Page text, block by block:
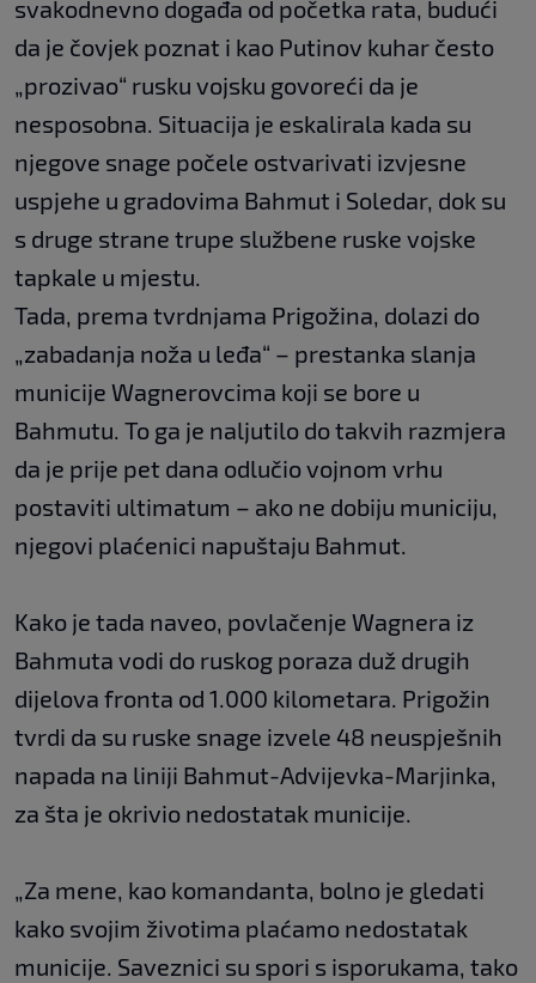
svakodnevno događa od početka rata, budući
da je čovjek poznat i kao Putinov kuhar često
„prozivao“ rusku vojsku govoreći da je
nesposobna. Situacija je eskalirala kada su
njegove snage počele ostvarivati izvjesne
uspjehe u gradovima Bahmut i Soledar, dok su
s druge strane trupe službene ruske vojske
tapkale u mjestu.
Tada, prema tvrdnjama Prigožina, dolazi do
„zabadanja noža u leđa“ – prestanka slanja
municije Wagnerovcima koji se bore u
Bahmutu. To ga je naljutilo do takvih razmjera
da je prije pet dana odlučio vojnom vrhu
postaviti ultimatum – ako ne dobiju municiju,
njegovi plaćenici napuštaju Bahmut.
Kako je tada naveo, povlačenje Wagnera iz
Bahmuta vodi do ruskog poraza duž drugih
dijelova fronta od 1.000 kilometara. Prigožin
tvrdi da su ruske snage izvele 48 neuspješnih
napada na liniji Bahmut-Advijevka-Marjinka,
za šta je okrivio nedostatak municije.
„Za mene, kao komandanta, bolno je gledati
kako svojim životima plaćamo nedostatak
municije. Saveznici su spori s isporukama, tako